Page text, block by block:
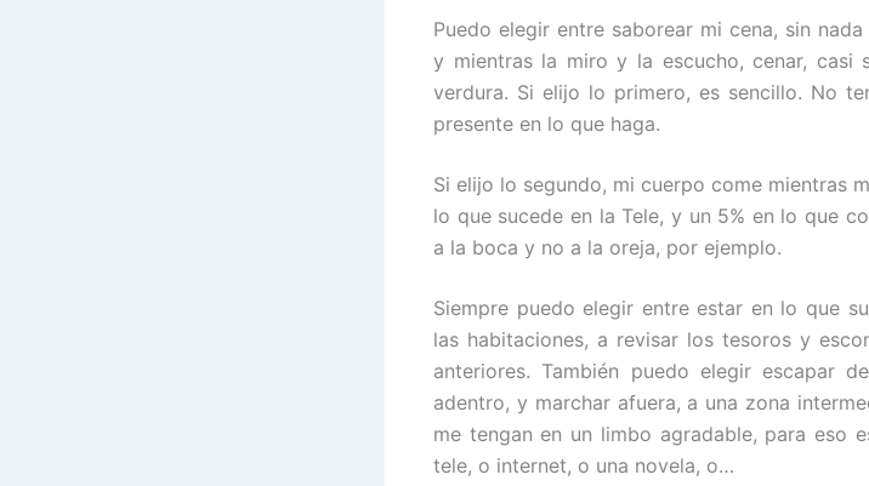
Puedo elegir entre saborear mi cena, sin
y mientras la miro y la escucho, cenar, casi
verdura. Si elijo lo primero, es sencillo. No
presente en lo que haga.
Si elijo lo segundo, mi cuerpo come mientras
lo que sucede en la Tele, y un 5% en lo que
a la boca y no a la oreja, por ejemplo.
Siempre puedo elegir entre estar en lo que
las habitaciones, a revisar los tesoros y
anteriores. También puedo elegir escapar
adentro, y marchar afuera, a una zona
me tengan en un limbo agradable, para eso
tele, o internet, o una novela, o…